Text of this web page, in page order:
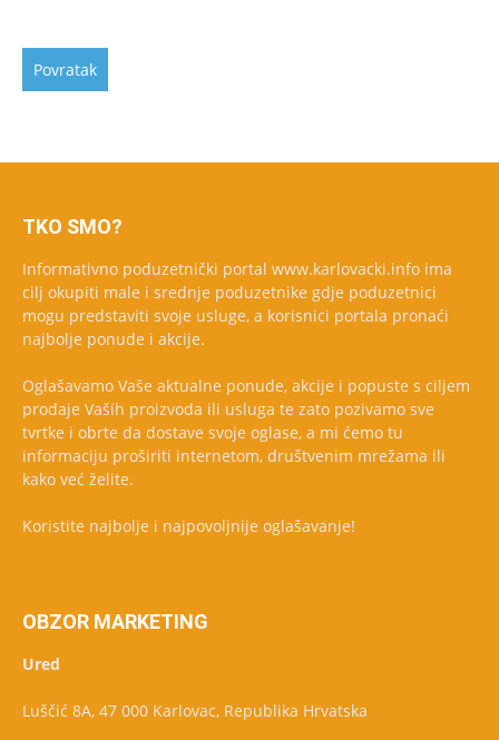
TKO SMO?
Informativno poduzetnički portal www.karlovacki.info ima
cilj okupiti male i srednje poduzetnike gdje poduzetnici
mogu predstaviti svoje usluge, a korisnici portala pronaći
najbolje ponude i akcije.
Oglašavamo Vaše aktualne ponude, akcije i popuste s ciljem
prodaje Vaših proizvoda ili usluga te zato pozivamo sve
tvrtke i obrte da dostave svoje oglase, a mi ćemo tu
informaciju proširiti internetom, društvenim mrežama ili
kako već želite.
Koristite najbolje i najpovoljnije oglašavanje!
OBZOR MARKETING
Ured
Luščić 8A, 47 000 Karlovac, Republika Hrvatska